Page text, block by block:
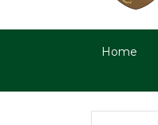
Home